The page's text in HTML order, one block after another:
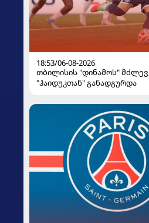
18:53/06-08-2026
თბილისის "დინამოს"
"ჰაიდუკთან" განადგურდა